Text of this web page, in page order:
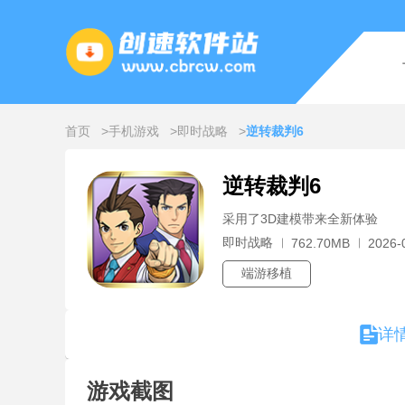
首页 手机游戏 即时战略 逆转裁判6
逆转裁判6
采用了3D建模带来全新体验
即时战略
762.70MB 2026-
端游移植
详
游戏截图